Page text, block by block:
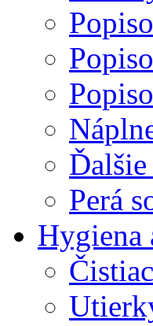
Perá
Hygiena